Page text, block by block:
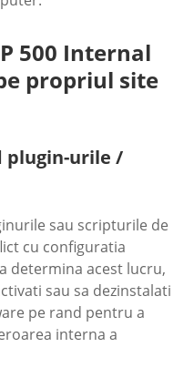
500 Internal
propriul site
plugin-urile /
sau scripturile de
cu configuratia
determina acest lucru,
sau sa dezinstalati
pe rand pentru a
interna a